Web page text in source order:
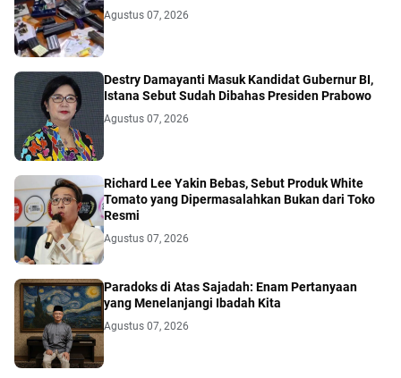
Agustus 07, 2026
Destry Damayanti Masuk Kandidat Gubernur BI,
Istana Sebut Sudah Dibahas Presiden Prabowo
Agustus 07, 2026
Richard Lee Yakin Bebas, Sebut Produk White
Tomato yang Dipermasalahkan Bukan dari Toko
Resmi
Agustus 07, 2026
Paradoks di Atas Sajadah: Enam Pertanyaan
yang Menelanjangi Ibadah Kita
Agustus 07, 2026